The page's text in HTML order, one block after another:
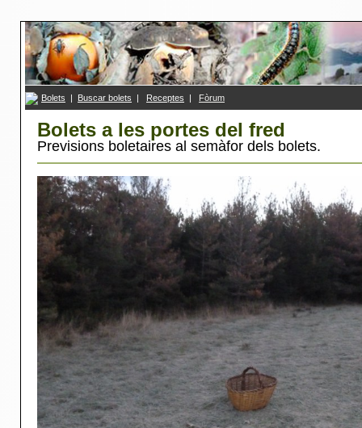
Bolets | Buscar bolets | Receptes | Fòrum
Bolets a les portes del fred
Previsions boletaires al semàfor dels bolets.